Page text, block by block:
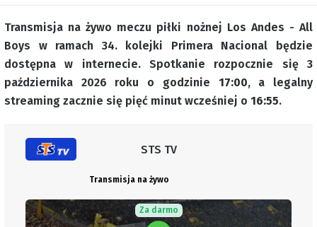
Transmisja na żywo meczu piłki nożnej Los Andes - All
Boys w ramach 34. kolejki Primera Nacional będzie
dostępna w internecie. Spotkanie rozpocznie się 3
października 2026 roku o godzinie 17:00, a legalny
streaming zacznie się pięć minut wcześniej o 16:55.
STS TV
Transmisja na żywo
Za darmo